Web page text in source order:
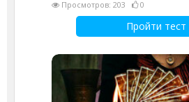
Просмотров: 203
0
Пройти тест